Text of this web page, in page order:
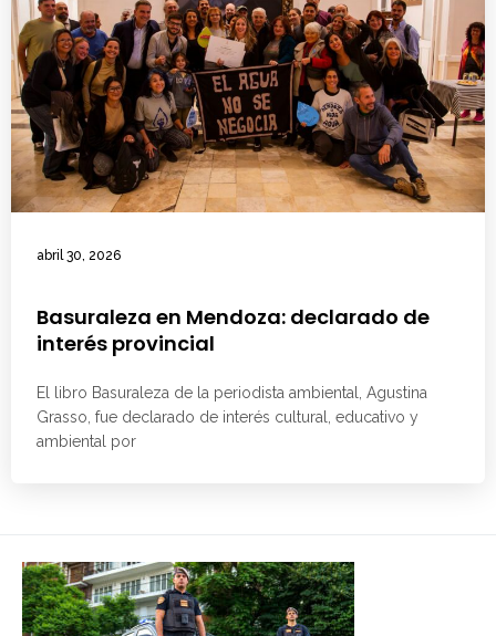
abril 30, 2026
Basuraleza en Mendoza: declarado de
interés provincial
El libro Basuraleza de la periodista ambiental, Agustina
Grasso, fue declarado de interés cultural, educativo y
ambiental por